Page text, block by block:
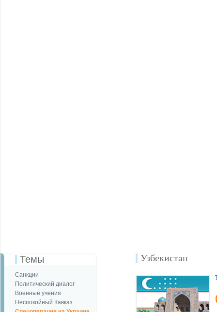
Темы
Санкции
Политический диалог
Военные учения
Неспокойный Кавказ
Узбекистан